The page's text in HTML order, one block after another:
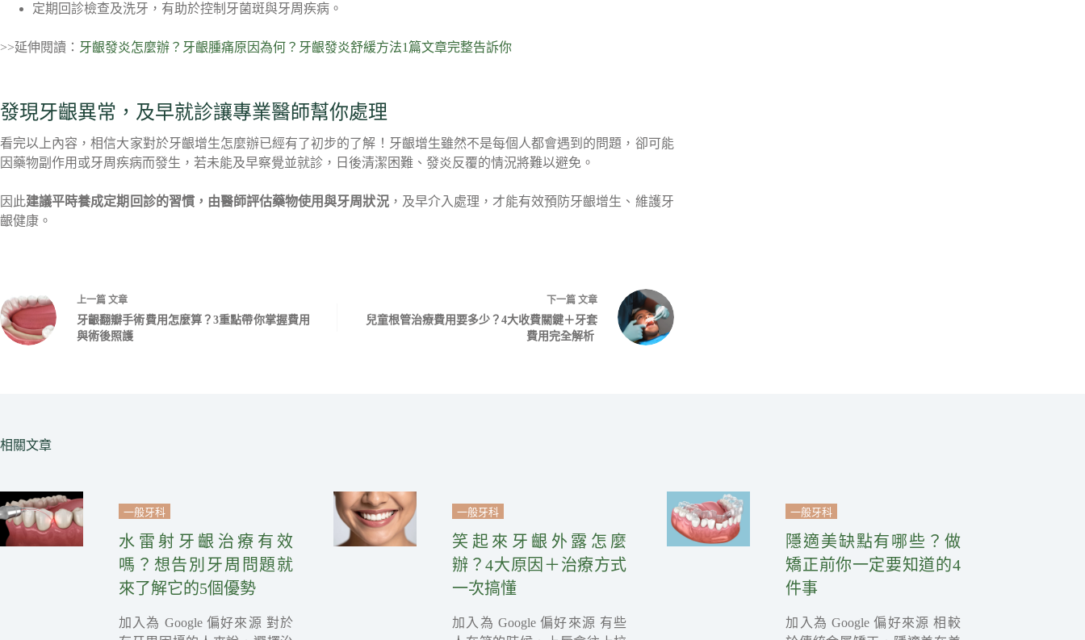
定期回診檢查及洗牙，有助於控制牙菌斑與牙周疾病。
>>延伸閱讀： 牙齦發炎怎麼辦？牙齦腫痛原因為何？牙齦發炎舒緩方法1篇文章完整告訴你
發現牙齦異常，及早就診讓專業醫師幫你處理
看完以上內容，相信大家對於牙齦增生怎麼辦已經有了初步的了解！牙齦增生雖然不是每個人都會遇到的問題，卻可能
因藥物副作用或牙周疾病而發生，若未能及早察覺並就診，日後清潔困難、發炎反覆的情況將難以避免。
因此建議平時養成定期回診的習慣，由醫師評估藥物使用與牙周狀況，及早介入處理，才能有效預防牙齦增生、維護牙
齦健康。
上一篇 文章
牙齦翻瓣手術費用怎麼算？3重點帶你掌握費用
與術後照護
下一篇 文章
兒童根管治療費用要多少？4大收費關鍵＋牙套
費用完全解析
相關文章
一般牙科
水雷射牙齦治療有效
嗎？想告別牙周問題就
來了解它的5個優勢
加入為 Google 偏好來源 對於
一般牙科
笑起來牙齦外露怎麼
辦？4大原因＋治療方式
一次搞懂
加入為 Google 偏好來源 有些
一般牙科
隱適美缺點有哪些？做
矯正前你一定要知道的4
件事
加入為 Google 偏好來源 相較